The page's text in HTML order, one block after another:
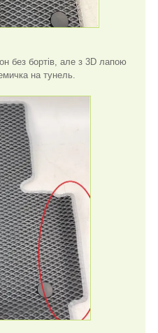
без бортів, але з 3D лапою
на тунель.